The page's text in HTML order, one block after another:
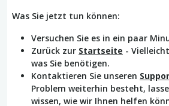
Was Sie jetzt tun können:
Versuchen Sie es in ein paar
Zurück zur Startseite -
was Sie benötigen.
Kontaktieren Sie unseren
Problem weiterhin besteht,
wissen, wie wir Ihnen helfen